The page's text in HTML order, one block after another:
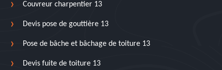
Couvreur charpentier 13
Devis pose de gouttière 13
Pose de bâche et bâchage de toiture 13
Devis fuite de toiture 13